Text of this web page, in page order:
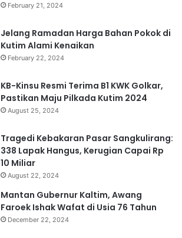
February 21, 2024
Jelang Ramadan Harga Bahan Pokok di
Kutim Alami Kenaikan
February 22, 2024
KB-Kinsu Resmi Terima B1 KWK Golkar,
Pastikan Maju Pilkada Kutim 2024
August 25, 2024
Tragedi Kebakaran Pasar Sangkulirang:
338 Lapak Hangus, Kerugian Capai Rp
10 Miliar
August 22, 2024
Mantan Gubernur Kaltim, Awang
Faroek Ishak Wafat di Usia 76 Tahun
December 22, 2024